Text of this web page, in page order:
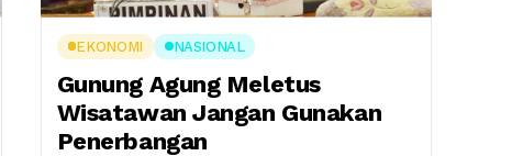
EKONOMI NASIONAL
Gunung Agung Meletus
Wisatawan Jangan Gunakan
Penerbangan